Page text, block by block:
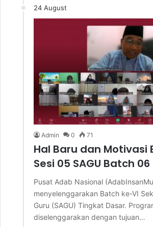
24 August
Admin 0 71
Hal Baru dan Motivasi
Sesi 05 SAGU Batch 06
Pusat Adab Nasional
menyelenggarakan Batch ke-VI
Guru (SAGU) Tingkat Dasar.
diselenggarakan dengan tujuan…